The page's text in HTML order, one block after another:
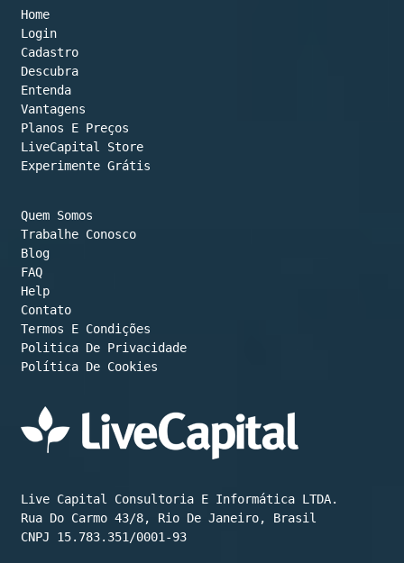
Home
Login
Cadastro
Descubra
Entenda
Vantagens
Planos E Preços
LiveCapital Store
Experimente Grátis
Quem Somos
Trabalhe Conosco
Blog
FAQ
Help
Contato
Termos E Condições
Política De Cookies
Live Capital Consultoria E Informática LTDA.
Rua Do Carmo 43/8, Rio De Janeiro, Brasil
CNPJ 15.783.351/0001-93